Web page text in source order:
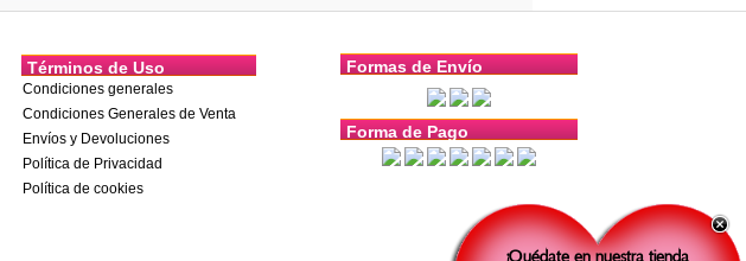
Términos de Uso
Condiciones generales
Condiciones Generales de Venta
Envíos y Devoluciones
Política de Privacidad
Política de cookies
Formas de Envío
Forma de Pago